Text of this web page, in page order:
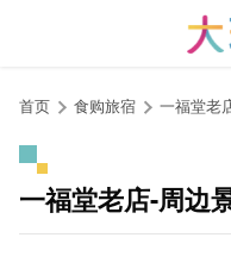
首页 食购旅宿 一福堂老
一福堂老店-周边